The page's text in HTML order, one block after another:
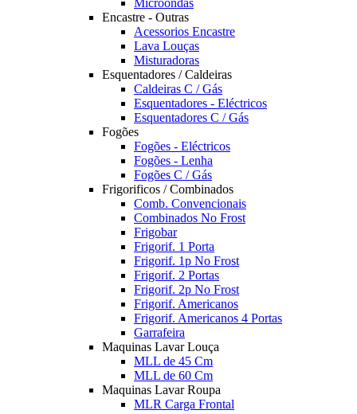
Microondas
Encastre - Outras
Acessorios Encastre
Lava Louças
Misturadoras
Esquentadores / Caldeiras
Caldeiras C / Gás
Esquentadores - Eléctricos
Esquentadores C / Gás
Fogões
Fogões - Eléctricos
Fogões - Lenha
Fogões C / Gás
Frigorificos / Combinados
Comb. Convencionais
Combinados No Frost
Frigobar
Frigorif. 1 Porta
Frigorif. 1p No Frost
Frigorif. 2 Portas
Frigorif. 2p No Frost
Frigorif. Americanos
Frigorif. Americanos 4 Portas
Garrafeira
Maquinas Lavar Louça
MLL de 45 Cm
MLL de 60 Cm
Maquinas Lavar Roupa
MLR Carga Frontal